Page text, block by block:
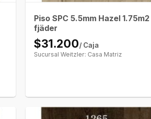
Piso SPC 5.5mm Hazel 1.75m2
fjäder
$31.200/ Caja
Sucursal Weitzler: Casa Matriz